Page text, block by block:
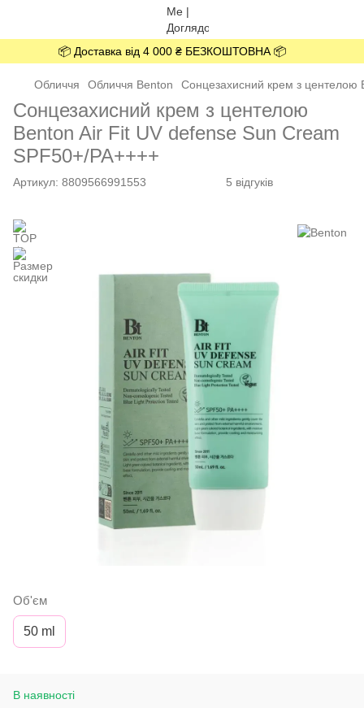
📦 Доставка від 4 000 ₴ БЕЗКОШТОВНА 📦
Обличчя Обличчя Benton Сонцезахисний крем з центелою
Сонцезахисний крем з центелою
Benton Air Fit UV defense Sun Cream
SPF50+/PA++++
Артикул: 8809566991553 5 відгуків
Об'єм
50 ml
В наявності